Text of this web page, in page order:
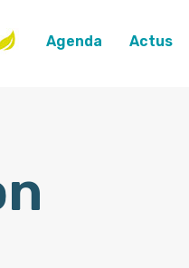
Agenda Actus